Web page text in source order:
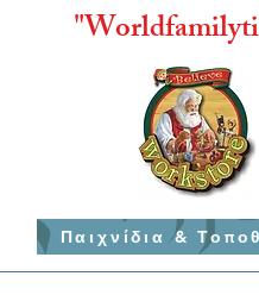
"
Παιχνίδια &